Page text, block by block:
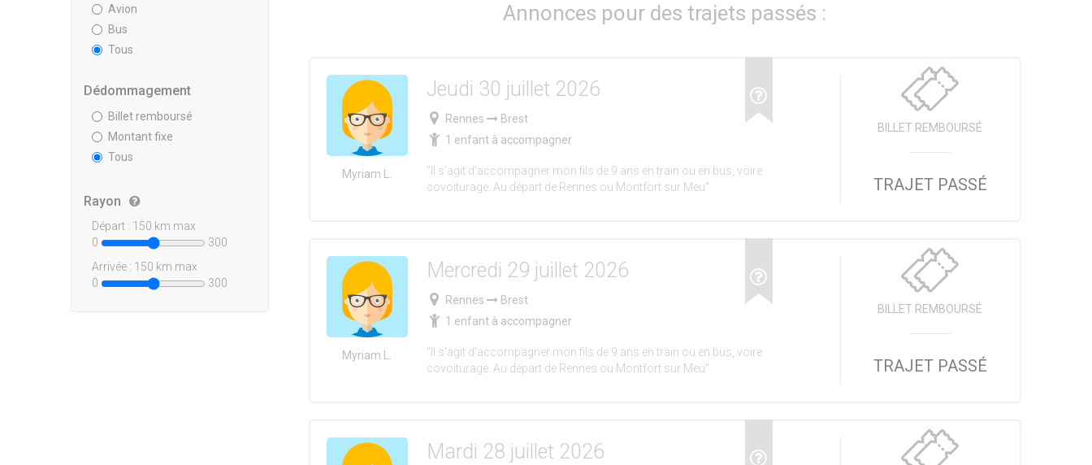
Avion
Bus
Tous
Dédommagement
Billet remboursé
Montant fixe
Tous
Rayon
Départ : 150 km max
0
300
Arrivée : 150 km max
0
300
Annonces pour des trajets passés :
Myriam L.
Jeudi 30 juillet 2026
Rennes
Brest
1 enfant à accompagner
"Il s'agit d'accompagner mon fils de 9 ans en train ou en bus, voire
covoiturage. Au départ de Rennes ou Montfort sur Meu"
BILLET REMBOURSÉ
TRAJET PASSÉ
Myriam L.
Mercredi 29 juillet 2026
Rennes
Brest
1 enfant à accompagner
"Il s'agit d'accompagner mon fils de 9 ans en train ou en bus, voire
covoiturage. Au départ de Rennes ou Montfort sur Meu"
BILLET REMBOURSÉ
TRAJET PASSÉ
Mardi 28 juillet 2026